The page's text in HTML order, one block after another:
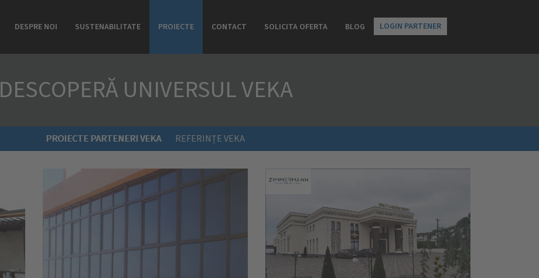
DESPRE NOI SUSTENABILITATE PROIECTE CONTACT SOLICITA OFERTA BLOG LOGIN PARTENER
DESCOPERĂ UNIVERSUL VEKA
PROIECTE PARTENERI VEKA REFERINȚE VEKA